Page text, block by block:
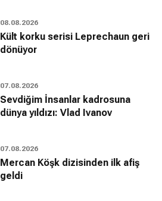
08.08.2026
Kült korku serisi Leprechaun geri
dönüyor
07.08.2026
Sevdiğim İnsanlar kadrosuna
dünya yıldızı: Vlad Ivanov
07.08.2026
Mercan Köşk dizisinden ilk afiş
geldi